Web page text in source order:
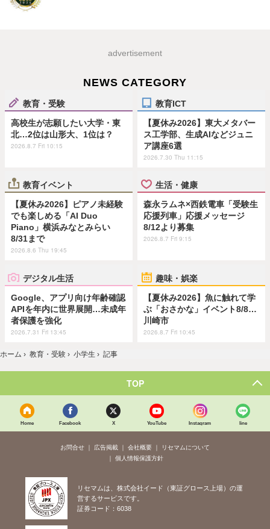
advertisement
NEWS CATEGORY
教育・受験
高校生が志願したい大学・東
北…2位は山形大、1位は？
2026.8.7 Fri 10:15
教育ICT
【夏休み2026】東大メタバー
ス工学部、生成AIなどジュニ
ア講座6選
2026.7.30 Thu 11:15
教育イベント
【夏休み2026】ピアノ未経験
でも楽しめる「AI Duo
Piano」横浜みなとみらい
8/31まで
2026.8.6 Thu 19:45
生活・健康
森永ラムネ×西鉄電車「受験生
応援列車」応援メッセージ
8/12より募集
2026.8.7 Fri 9:15
デジタル生活
Google、アプリ向け年齢確認
APIを年内に世界展開…未成年
者保護を強化
2026.7.31 Fri 13:45
趣味・娯楽
【夏休み2026】魚に触れて学
ぶ「おさかな」イベント8/8…
川崎市
2026.8.7 Fri 10:45
ホーム › 教育・受験 › 小学生 › 記事
TOP
Home Facebook X YouTube Instagram line
お問合せ 広告掲載 会社概要
リセマムについて
個人情報保護方針
リセマムは、株式会社イード（東証グロース上場）の運
営するサービスです。
証券コード：6038